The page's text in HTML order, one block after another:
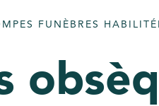
à
tombale
Advitam dans la
FUNÈBRES